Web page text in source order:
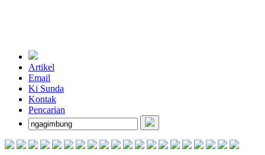
Artikel
Email
Ki Sunda
Kontak
Pencarian